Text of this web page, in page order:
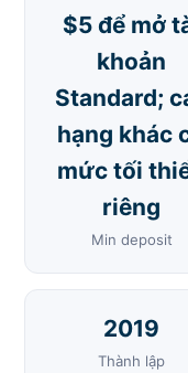
$5 để mở
khoản
Standard;
hạng khác
mức tối
riêng
Min deposit
2019
Thành lập